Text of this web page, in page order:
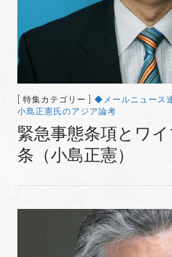
[ 特集カテゴリー ] ◆メールニュース
小島正憲氏のアジア論考
緊急事態条項とワ
条（小島正憲）